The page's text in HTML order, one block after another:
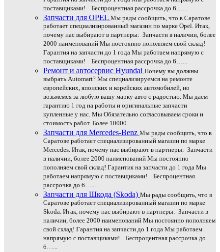
поставщиками! Беспроцентная рассрочка до 6…...
Запчасти для OPEL Мы рады сообщить, что в Саратове
работает специализированный магазин по марке Opel. Итак,
почему нас выбирают в партнеры: Запчасти в наличии, более
2000 наименований Мы постоянно пополняем свой склад!
Гарантия на запчасти до 1 года Мы работаем напрямую с
поставщиками! Беспроцентная рассрочка до 6…...
Ремонт и автосервис Hyundai Почему вы должны
выбрать Automart? Мы специализируемся на ремонте
европейских, японских и корейских автомобилей, но
возьмемся за любую вашу марку авто с радостью. Мы даем
гарантию 1 год на работы и оригинальные запчасти
купленные у нас. Мы Обязательно согласовываем сроки и
стоимость работ. Более 10000…...
Запчасти для Mercedes-Benz Мы рады сообщить, что в
Саратове работает специализированный магазин по марке
Mercedes. Итак, почему нас выбирают в партнеры: Запчасти
в наличии, более 2000 наименований Мы постоянно
пополняем свой склад! Гарантия на запчасти до 1 года Мы
работаем напрямую с поставщиками! Беспроцентная
рассрочка до 6…...
Запчасти для Шкода (Skoda) Мы рады сообщить, что в
Саратове работает специализированный магазин по марке
Skoda. Итак, почему нас выбирают в партнеры: Запчасти в
наличии, более 2000 наименований Мы постоянно пополняем
свой склад! Гарантия на запчасти до 1 года Мы работаем
напрямую с поставщиками! Беспроцентная рассрочка до
6…...